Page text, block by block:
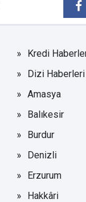
Kredi
Dizi Haberleri
Amasya
Balıkesir
Burdur
Denizli
Erzurum
Hakkâri